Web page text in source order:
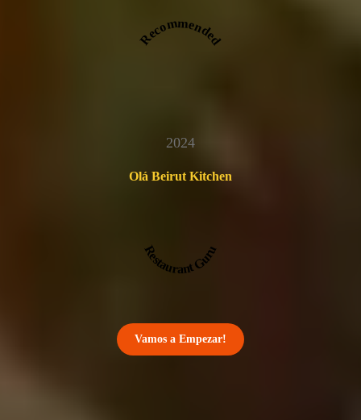
Recommended
2024
Olá Beirut Kitchen
Restaurant Guru
Vamos a Empezar!